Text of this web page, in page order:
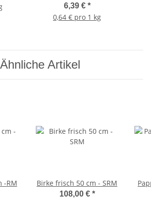
6,39 € *
0,64 € pro 1 kg
Ähnliche Artikel
-RM Birke frisch 50 cm - SRM
108,00 € *